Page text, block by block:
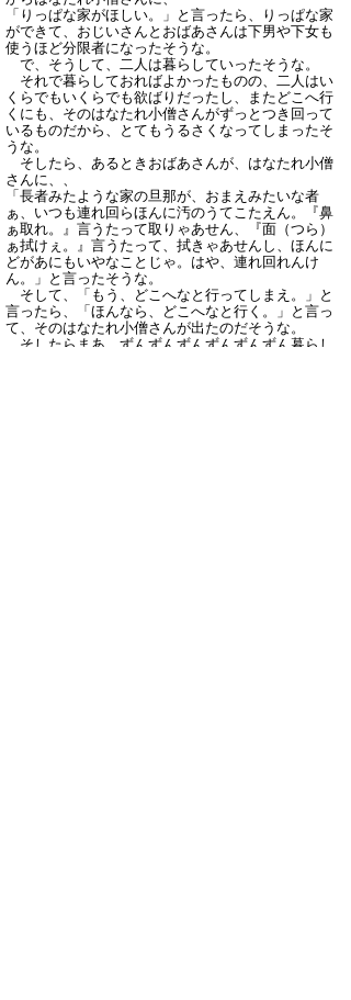
「りっぱな家がほしい。」と言ったら、りっぱな家
ができて、おじいさんとおばあさんは下男や下女も
使うほど分限者になったそうな。
で、そうして、二人は暮らしていったそうな。
それで暮らしておればよかったものの、二人はい
くらでもいくらでも欲ばりだったし、またどこへ行
くにも、そのはなたれ小僧さんがずっとつき回って
いるものだから、とてもうるさくなってしまったそ
うな。
そしたら、あるときおばあさんが、はなたれ小僧
さんに、、
「長者みたような家の旦那が、おまえみたいな者
ぁ、いつも連れ回らほんに汚のうてこたえん。『鼻
ぁ取れ。』言うたって取りゃあせん、『面（つら）
ぁ拭けぇ。』言うたって、拭きゃあせんし、ほんに
どがあにもいやなことじゃ。はや、連れ回れんけ
ん。」と言ったそうな。
そして、「もう、どこへなと行ってしまえ。」と
言ったら、「ほんなら、どこへなと行く。」と言っ
て、そのはなたれ小僧さんが出たのだそうな。
そしたらまあ、ずんずんずんずんずんずん暮らし